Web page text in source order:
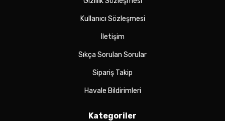
Kullanıcı Sözleşmesi
İletişim
Sıkça Sorulan Sorular
Sipariş Takip
Havale Bildirimleri
Kategoriler